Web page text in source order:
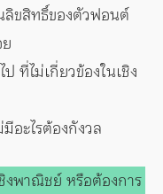
ขสิทธิ์ของตัวฟอนต์
ที่ไม่เกี่ยวข้องในเชิง
อะไรต้องกังวล
งพาณิชย์ หรือต้องการ